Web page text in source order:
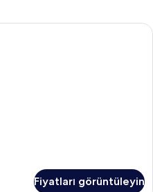
Cosy Twin with Window | Odada
Fiyatları görüntüleyin